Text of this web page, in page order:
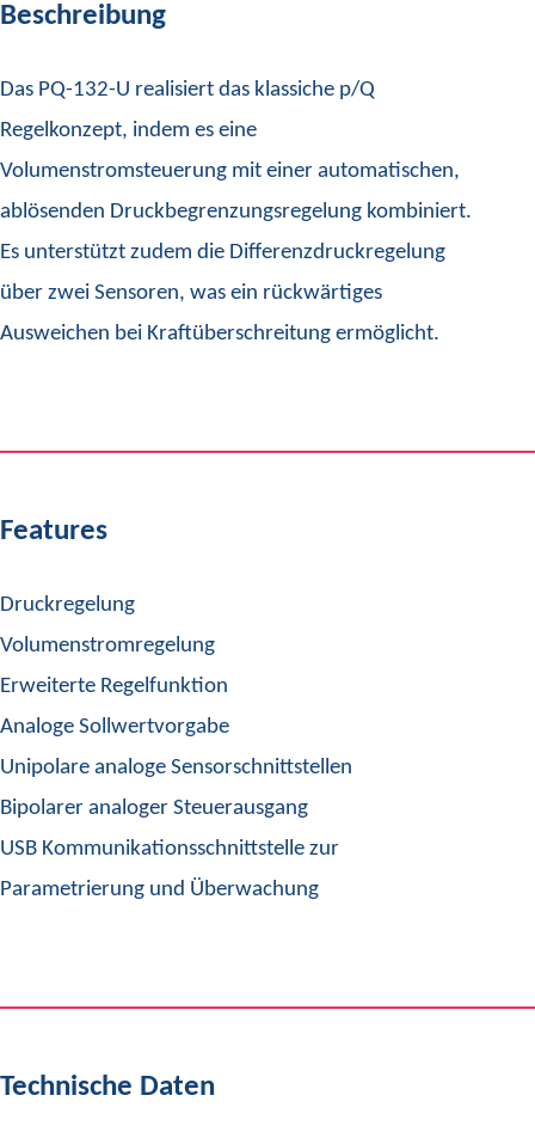
Beschreibung
Das PQ-132-U realisiert das klassiche p/Q
Regelkonzept, indem es eine
Volumenstromsteuerung mit einer automatischen,
ablösenden Druckbegrenzungsregelung kombiniert.
Es unterstützt zudem die Differenzdruckregelung
über zwei Sensoren, was ein rückwärtiges
Ausweichen bei Kraftüberschreitung ermöglicht.
Features
Druckregelung
Volumenstromregelung
Erweiterte Regelfunktion
Analoge Sollwertvorgabe
Unipolare analoge Sensorschnittstellen
Bipolarer analoger Steuerausgang
USB Kommunikationsschnittstelle zur
Parametrierung und Überwachung
Technische Daten